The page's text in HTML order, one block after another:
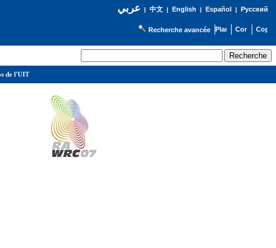
عربي| 中文| English | Español | Русский
Recherche avancée
de l'UIT